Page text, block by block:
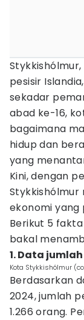
pesisir
sekadar
abad ke-16,
bagaimana
hidup dan
yang
Kini, dengan
Stykkishólmur
ekonomi yang
Berikut 5
bakal
1. Data
Kota Stykkishólmur
Berdasarkan
2024, jumlah
1.266 orang.